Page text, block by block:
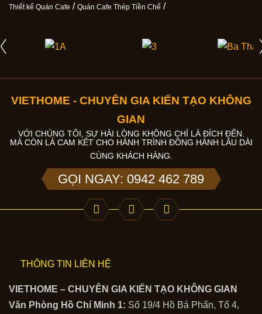
Thiết kế Quán Cafe / Quán Cafe Thép Tiền Chế /
VIETHOME - CHUYÊN GIA KIẾN TẠO KHÔNG
GIAN
VỚI CHÚNG TÔI, SỰ HÀI LÒNG KHÔNG CHỈ LÀ ĐÍCH ĐẾN.
MÀ CÒN LÀ CAM KẾT CHO HÀNH TRÌNH ĐỒNG HÀNH LÂU DÀI
CÙNG KHÁCH HÀNG.
GỌI NGAY: 0942 462 789
THÔNG TIN LIÊN HỆ
VIETHOME – CHUYÊN GIA KIẾN TẠO KHÔNG GIAN
Văn Phòng Hồ Chí Minh 1: Số 19/4 Hồ Bá Phấn, Tổ 4,